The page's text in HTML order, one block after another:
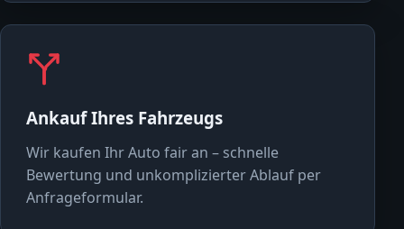
Ankauf Ihres Fahrzeugs
Wir kaufen Ihr Auto fair an – schnelle
Bewertung und unkomplizierter Ablauf per
Anfrageformular.